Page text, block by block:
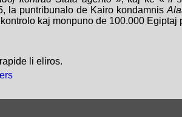
la puntribunalo de Kairo kondamnis
kaj monpuno de 100.000 Egiptaj
li eliros.